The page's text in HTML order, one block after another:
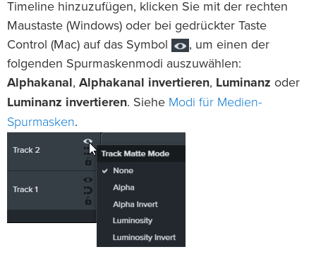
Timeline hinzuzufügen, klicken Sie mit der rechten
Maustaste (Windows) oder bei gedrückter Taste
Control (Mac) auf das Symbol
, um einen der
folgenden Spurmaskenmodi auszuwählen:
Alphakanal , Alphakanal invertieren, Luminanz oder
Luminanz invertieren. Siehe Modi für Medien-
Spurmasken.